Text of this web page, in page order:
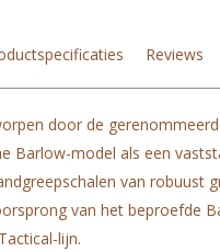
Reviews
door de
Barlow-model als een
van robuust
van het beproefde
lijn.